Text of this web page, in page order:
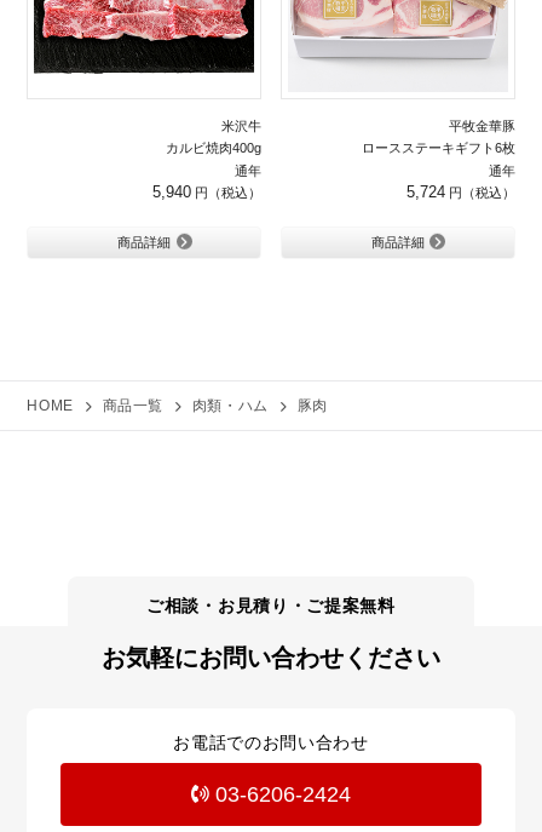
米沢牛
カルビ焼肉400g
通年
5,940
商品詳細
平牧金華豚
ロースステーキギフト6枚
通年
5,724
商品詳細
HOME 商品一覧 肉類・ハム 豚肉
お気軽にお問い合わせください
お電話でのお問い合わせ
03-6206-2424